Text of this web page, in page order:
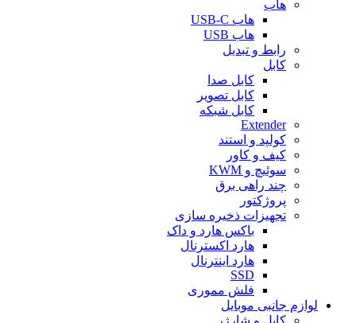
هاب
هاب USB-C
هاب USB
رابط و تبدیل
کابل
کابل صدا
کابل تصویر
کابل شبکه
Extender
کولپد و استند
کیف و کاور
سوئیچ و KWM
چند راهی برق
پروژکتور
تجهیزات ذخیره سازی
باکس هارد و داک
هارد اکسترنال
هارد اینترنال
SSD
فلش مموری
لوازم جانبی موبایل